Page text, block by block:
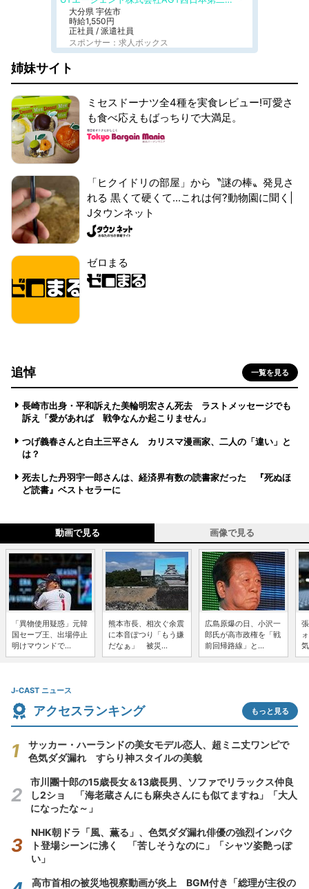
大分県 宇佐市
時給1,550円
正社員 / 派遣社員
スポンサー：求人ボックス
姉妹サイト
ミセスドーナツ全4種を実食レビュー!可愛さ
も食べ応えもばっちりで大満足。
「ヒクイドリの部屋」から〝謎の棒〟発見さ
れる 黒くて硬くて...これは何?動物園に聞く|
Jタウンネット
ゼロまる
追悼 一覧を見る
長崎市出身・平和訴えた美輪明宏さん死去 ラストメッセージでも
訴え「愛があれば 戦争なんか起こりません」
つげ義春さんと白土三平さん カリスマ漫画家、二人の「違い」と
は？
死去した丹羽宇一郎さんは、経済界有数の読書家だった 『死ぬほ
ど読書』ベストセラーに
動画で見る 画像で見る
「異物使用疑惑」元韓
国セーブ王、出場停止
明けマウンドで...
熊本市長、相次ぐ余震
に本音ぽつり「もう嫌
だなぁ」 被災...
広島原爆の日、小沢一
郎氏が高市政権を「戦
前回帰路線」と...
J-CAST ニュース
アクセスランキング もっと見る
サッカー・ハーランドの美女モデル恋人、超ミニ丈ワンピで
色気ダダ漏れ すらり神スタイルの美貌
市川團十郎の15歳長女＆13歳長男、ソファでリラックス仲良
し2ショ 「海老蔵さんにも麻央さんにも似てますね」「大人
になったな～」
NHK朝ドラ「風、薫る」、色気ダダ漏れ俳優の強烈インパク
ト登場シーンに沸く 「苦しそうなのに」「シャツ姿艶っぽ
い」
高市首相の被災地視察動画が炎上 BGM付き「総理が主役の